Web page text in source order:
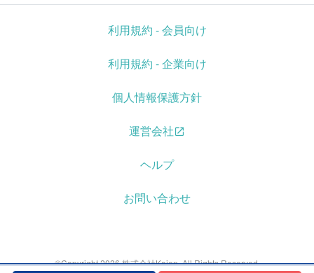
利用規約 - 会員向け
利用規約 - 企業向け
個人情報保護方針
運営会社
ヘルプ
お問い合わせ
©Copyright 2026 株式会社Kaien. All Rights Reserved.